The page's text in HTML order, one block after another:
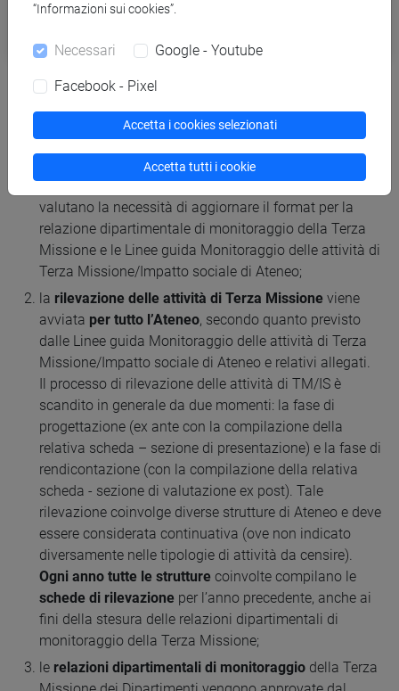
Nella sua attuale configurazione il processo prevede queste
ogni anno il Presidio della Qualità, il Prorettore e il
Nucleo di Valutazione, in collaborazione con APPS,
valutano la necessità di aggiornare il format per la
relazione dipartimentale di monitoraggio della Terza
Missione e le Linee guida Monitoraggio delle attività di
Terza Missione/Impatto sociale di Ateneo;
la rilevazione delle attività di Terza Missione viene
avviata per tutto l’Ateneo, secondo quanto previsto
dalle Linee guida Monitoraggio delle attività di Terza
Missione/Impatto sociale di Ateneo e relativi allegati.
Il processo di rilevazione delle attività di TM/IS è
scandito in generale da due momenti: la fase di
progettazione (ex ante con la compilazione della
relativa scheda – sezione di presentazione) e la fase di
rendicontazione (con la compilazione della relativa
scheda - sezione di valutazione ex post). Tale
rilevazione coinvolge diverse strutture di Ateneo e deve
essere considerata continuativa (ove non indicato
diversamente nelle tipologie di attività da censire).
Ogni anno tutte le strutture coinvolte compilano le
schede di rilevazione per l’anno precedente, anche ai
fini della stesura delle relazioni dipartimentali di
monitoraggio della Terza Missione;
le relazioni dipartimentali di monitoraggio della Terza
“Informazioni sui cookies”.
Necessari Google - Youtube
Facebook - Pixel
Accetta i cookies selezionati
Accetta tutti i cookie